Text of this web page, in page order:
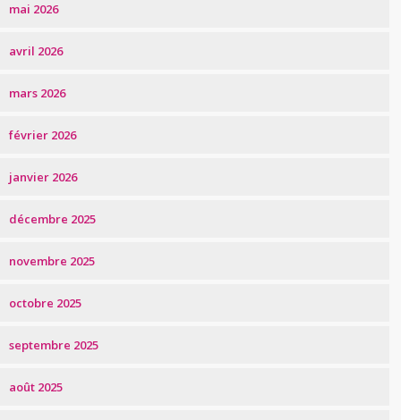
mai 2026
avril 2026
mars 2026
février 2026
janvier 2026
décembre 2025
novembre 2025
octobre 2025
septembre 2025
août 2025